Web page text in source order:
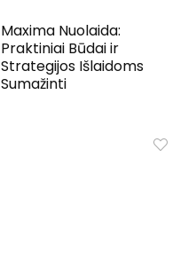
Maxima Nuolaida:
Praktiniai Būdai ir
Strategijos Išlaidoms
Sumažinti